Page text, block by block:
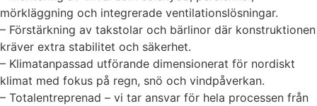
mörkläggning och integrerade ventilationslösningar.
– Förstärkning av takstolar och bärlinor där konstruktionen
kräver extra stabilitet och säkerhet.
– Klimatanpassad utförande dimensionerat för nordiskt
klimat med fokus på regn, snö och vindpåverkan.
– Totalentreprenad – vi tar ansvar för hela processen från